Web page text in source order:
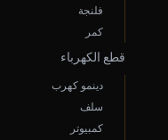
فلنجة
كمر
قطع الكهرباء
دينمو كهرب
سلف
كمبيوتر
شمعة أمامية (يسار)
2013 فورد تورس
700